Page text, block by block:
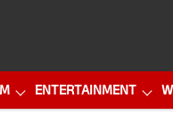
ENTERTAINMENT